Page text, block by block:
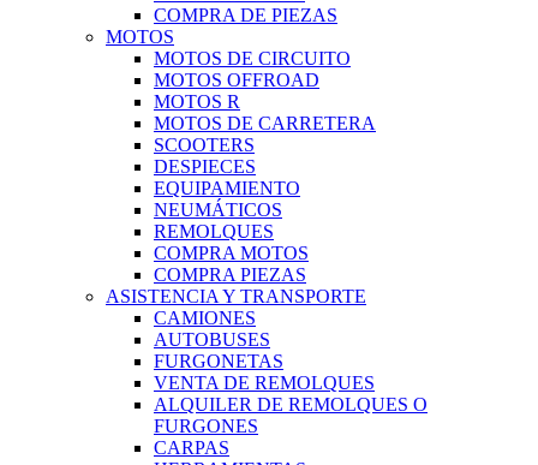
COMPRA DE PIEZAS
MOTOS
MOTOS DE CIRCUITO
MOTOS OFFROAD
MOTOS R
MOTOS DE CARRETERA
SCOOTERS
DESPIECES
EQUIPAMIENTO
NEUMÁTICOS
REMOLQUES
COMPRA MOTOS
COMPRA PIEZAS
ASISTENCIA Y TRANSPORTE
CAMIONES
AUTOBUSES
FURGONETAS
VENTA DE REMOLQUES
ALQUILER DE REMOLQUES O
FURGONES
CARPAS